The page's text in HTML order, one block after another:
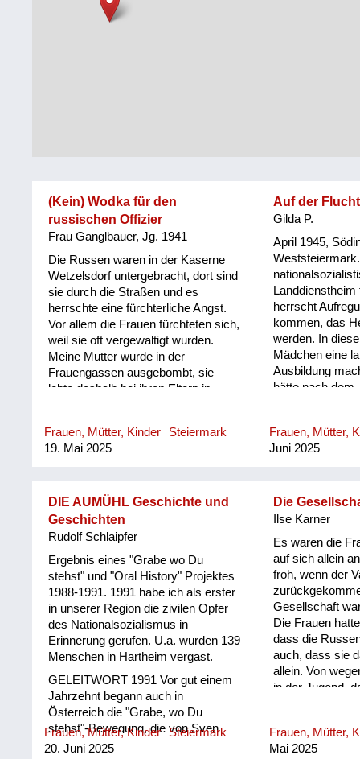
Staatsvertrag
Wohnen
sonstiges
(Kein) Wodka für den
russischen Offizier
Frau Ganglbauer, Jg. 1941
Die Russen waren in der Kaserne
Wetzelsdorf untergebracht, dort sind
sie durch die Straßen und es
herrschte eine fürchterliche Angst.
Vor allem die Frauen fürchteten sich,
weil sie oft vergewaltigt wurden.
Meine Mutter wurde in der
Frauengassen ausgebombt, sie
lebte deshalb bei ihren Eltern in
am Dachboden versteckt. Eines
Tages kam einer, dessen Uniform
Haus hinein, setzte sich in die
Küche, meine Großmutter und mein
Großvater, der pensionierter
Mutter und ich drückten uns an die
Wand. Er saß da, schlug mit der
Faust auf den Tisch und brüllte
„Wodka, Wodka“! Meine Großmutter
und Mutter sagten immer wieder, sie
hätten keinen, er wiederum brüllte
wieder „Wodka“! Ich dachte mir,
dass das komisch war, geh dann mit
einem Glas zum Wasserhahn, fülle
es mit Wasser und stelle es vor ihn
hin. Er hat so zu lachen begonnen,
schall...
Frauen, Mütter, Kinder
Steiermark
19. Mai 2025
Auf der
Gilda P.
April 1945,
herrscht
kommen, das
werden. In
Mädchen eine
Ausbildung
hätte nach dem
Landwirtschaft
bringen. Doch
mehrere Tage
marschiert
grausige
hängen an
Deserteure.
Kriegstagen.
Wiese und
Erlebnis, das
konnte.
Frauen, Mütter,
Juni 2025
DIE AUMÜHL Geschichte und
Geschichten
Rudolf Schlaipfer
Ergebnis eines "Grabe wo Du
stehst" und "Oral History" Projektes
1988-1991. 1991 habe ich als erster
in unserer Region die zivilen Opfer
des Nationalsozialismus in
Erinnerung gerufen. U.a. wurden 139
Menschen in Hartheim vergast.
GELEITWORT 1991 Vor gut einem
Jahrzehnt begann auch in
Österreich die "Grabe, wo Du
stehst"-Bewegung, die von Sven
Lindquist in Schweden so
Frauen, Mütter, Kinder
Steiermark
20. Juni 2025
Die
Ilse Karner
Es waren die
auf sich allein
froh, wenn der
Gesellschaft
Die Frauen
dass die
auch, dass sie
allein. Von
in der Jugend,
verloren und
ganze Leben
Frauen, Mütter,
Mai 2025